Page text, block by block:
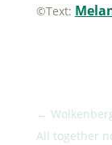
©Text:
←
All together